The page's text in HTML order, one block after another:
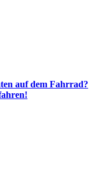
auf dem Fahrrad?